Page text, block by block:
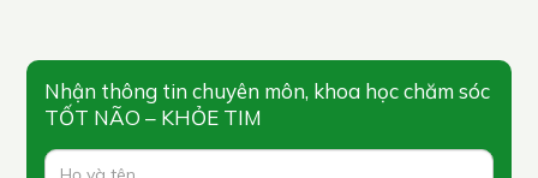
Nhận thông tin chuyên môn, khoa học chăm sóc
TỐT NÃO – KHỎE TIM